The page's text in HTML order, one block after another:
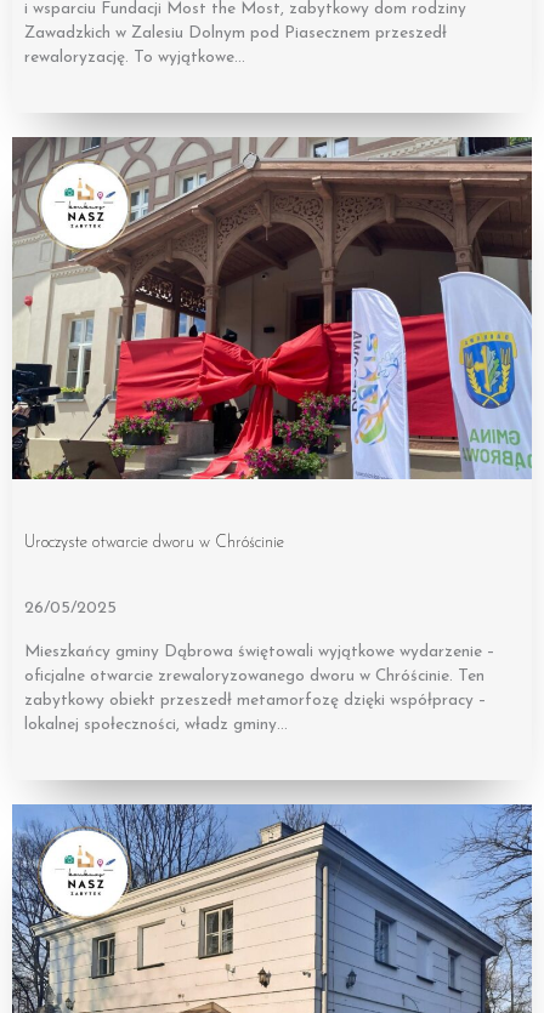
i wsparciu Fundacji Most the Most, zabytkowy dom rodziny
Zawadzkich w Zalesiu Dolnym pod Piasecznem przeszedł
rewaloryzację. To wyjątkowe…
Uroczyste otwarcie dworu w Chróścinie
26/05/2025
Mieszkańcy gminy Dąbrowa świętowali wyjątkowe wydarzenie –
oficjalne otwarcie zrewaloryzowanego dworu w Chróścinie. Ten
zabytkowy obiekt przeszedł metamorfozę dzięki współpracy –
lokalnej społeczności, władz gminy…